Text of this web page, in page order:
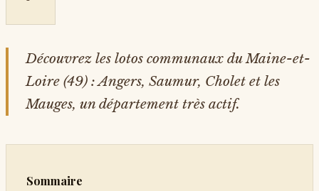
Découvrez les lotos communaux du Maine-et-
Loire (49) : Angers, Saumur, Cholet et les
Mauges, un département très actif.
Sommaire